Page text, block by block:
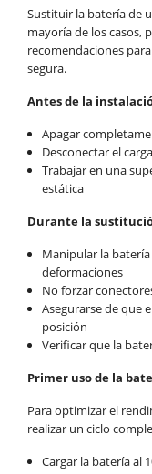
Sustituir la batería de
mayoría de los casos,
recomendaciones
segura.
Antes de la
Apagar
Desconectar el
Trabajar en una
estática
Durante la
Manipular la
deformaciones
No forzar
Asegurarse de que
posición
Verificar que la
Primer uso de la
Para optimizar el
realizar un ciclo
Cargar la batería al